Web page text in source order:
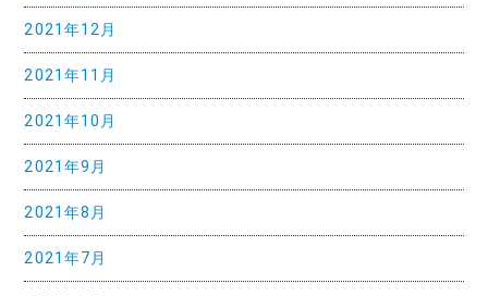
2021年12月
2021年11月
2021年10月
2021年9月
2021年8月
2021年7月